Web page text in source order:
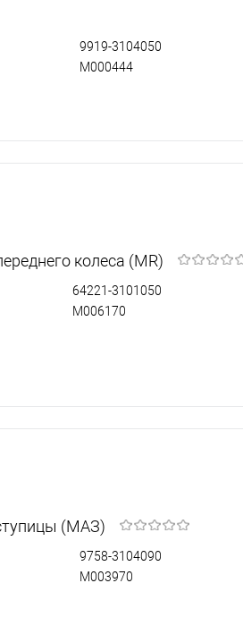
9919-3104050
М000444
колеса (MR)
64221-3101050
М006170
(МАЗ)
9758-3104090
М003970